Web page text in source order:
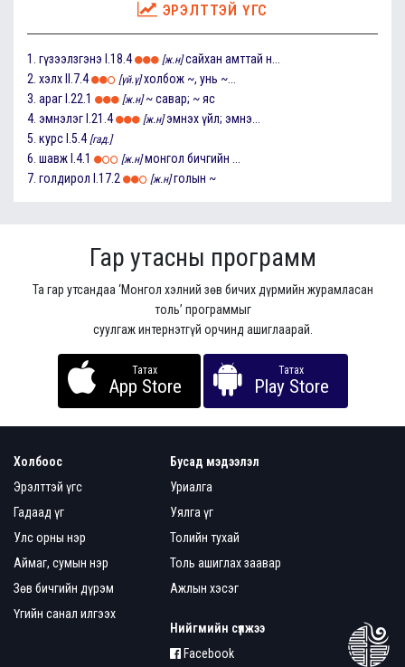
ЭРЭЛТТЭЙ ҮГС
1. гүзээлзгэнэ I.18.4 [ж.н] сайхан амттай н...
2. хэлх II.7.4 [үй.ү] холбож ~, унь ~...
3. араг I.22.1 [ж.н] ~ савар; ~ яс
4. эмнэлэг I.21.4 [ж.н] эмнэх үйл; эмнэ...
5. курс I.5.4 [гад.]
6. шавж I.4.1 [ж.н] монгол бичгийн ...
7. голдирол I.17.2 [ж.н] голын ~
Гар утасны программ
Та гар утсандаа ‘Монгол хэлний зөв бичих дүрмийн журамласан
толь’ программыг
суулгаж интернэтгүй орчинд ашиглаарай.
Татах
App Store
Татах
Play Store
Холбоос
Эрэлттэй үгс
Гадаад үг
Улс орны нэр
Аймаг, сумын нэр
Зөв бичгийн дүрэм
Үгийн санал илгээх
Бусад мэдээлэл
Уриалга
Уялга үг
Толийн тухай
Толь ашиглах заавар
Ажлын хэсэг
Нийгмийн сүлжээ
Facebook